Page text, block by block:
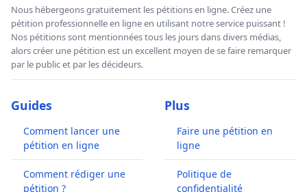
Nous hébergeons gratuitement les pétitions en ligne. Créez une
pétition professionnelle en ligne en utilisant notre service puissant !
Nos pétitions sont mentionnées tous les jours dans divers médias,
alors créer une pétition est un excellent moyen de se faire remarquer
par le public et par les décideurs.
Guides
Comment lancer une
pétition en ligne
Comment rédiger une
pétition ?
Plus
Faire une pétition en
ligne
Politique de
confidentialité